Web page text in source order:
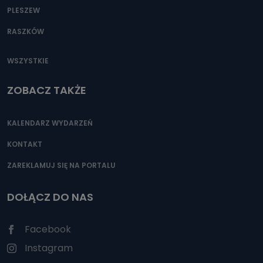
PLESZEW
RASZKÓW
WSZYSTKIE
ZOBACZ TAKŻE
KALENDARZ WYDARZEŃ
KONTAKT
ZAREKLAMUJ SIĘ NA PORTALU
DOŁĄCZ DO NAS
Facebook
Instagram